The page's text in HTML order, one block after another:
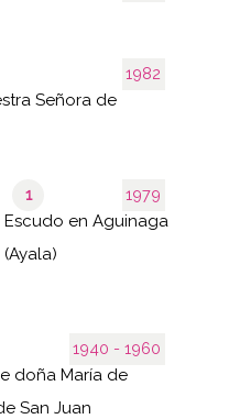
1982
Señora de
1979
1
Escudo en Aguinaga
(Ayala)
1940 - 1960
doña María de
San Juan